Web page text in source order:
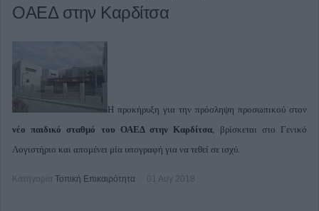
ΟΑΕΔ στην Καρδίτσα
Η προκήρυξη για την πρόσληψη προσωπικού στον
νέο παιδικό σταθμό του ΟΑΕΔ στην Καρδίτσα, βρίσκεται στο Γενικό
Λογιστήριο και απομένει μία υπογραφή για να τεθεί σε ισχύ.
Κατηγορία Τοπική Επικαιρότητα 01 Αυγ 2018